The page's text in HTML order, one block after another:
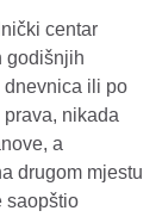
centar
godišnjih
dnevnica ili po
nikada
a
drugom mjestu
saopštio